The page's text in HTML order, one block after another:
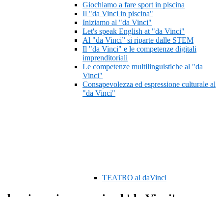
Giochiamo a fare sport in piscina
Il "da Vinci in piscina"
Iniziamo al "da Vinci"
Let's speak English at "da Vinci"
Al "da Vinci” si riparte dalle STEM
Il "da Vinci" e le competenze digitali
imprenditoriali
Le competenze multilinguistiche al "da
Vinci"
Consapevolezza ed espressione culturale al
"da Vinci"
TEATRO al daVinci